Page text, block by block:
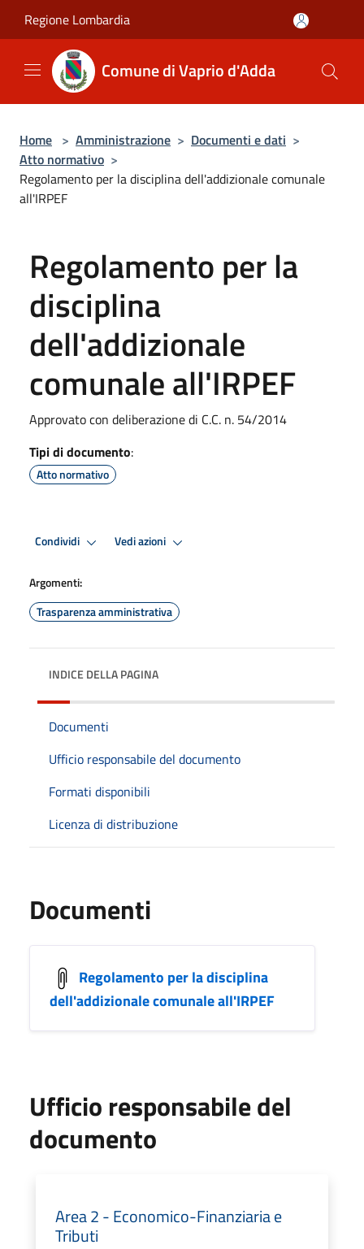
Regione Lombardia
Comune di Vaprio d'Adda
Home > Amministrazione > Documenti e dati >
Atto normativo >
Regolamento per la disciplina dell'addizionale comunale
all'IRPEF
Regolamento per la
disciplina
dell'addizionale
comunale all'IRPEF
Approvato con deliberazione di C.C. n. 54/2014
Tipi di documento:
Atto normativo
Condividi Vedi azioni
Argomenti:
Trasparenza amministrativa
INDICE DELLA PAGINA
Documenti
Ufficio responsabile del documento
Formati disponibili
Licenza di distribuzione
Documenti
Regolamento per la disciplina
dell'addizionale comunale all'IRPEF
Ufficio responsabile del
documento
Area 2 - Economico-Finanziaria e
Tributi